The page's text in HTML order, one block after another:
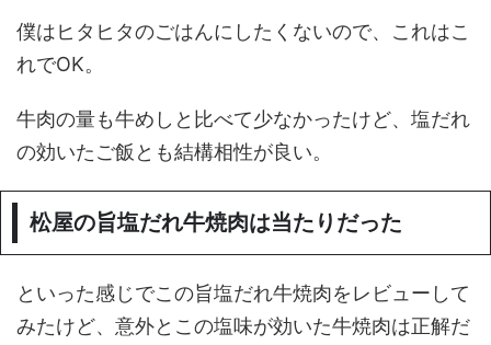
僕はヒタヒタのごはんにしたくないので、これはこ
れでOK。
牛肉の量も牛めしと比べて少なかったけど、塩だれ
の効いたご飯とも結構相性が良い。
松屋の旨塩だれ牛焼肉は当たりだった
といった感じでこの旨塩だれ牛焼肉をレビューして
みたけど、意外とこの塩味が効いた牛焼肉は正解だ